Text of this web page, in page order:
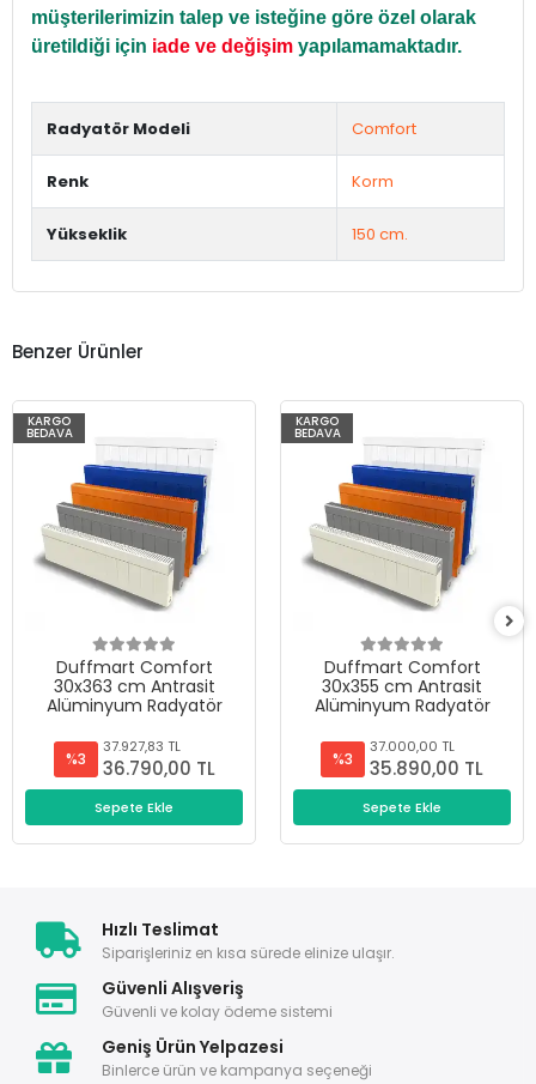
müşterilerimizin talep ve isteğine göre özel olarak
üretildiği için iade ve değişim yapılamamaktadır.
Radyatör Modeli Comfort
Renk Korm
Yükseklik 150 cm.
Benzer Ürünler
KARGO
BEDAVA
Duffmart Comfort
30x363 cm Antrasit
Alüminyum Radyatör
%3
37.927,83 TL
36.790,00 TL
Sepete Ekle
KARGO
BEDAVA
Duffmart Comfort
30x355 cm Antrasit
Alüminyum Radyatör
%3
37.000,00 TL
35.890,00 TL
Sepete Ekle
Hızlı Teslimat
Siparişleriniz en kısa sürede elinize ulaşır.
Güvenli Alışveriş
Güvenli ve kolay ödeme sistemi
Geniş Ürün Yelpazesi
Binlerce ürün ve kampanya seçeneği